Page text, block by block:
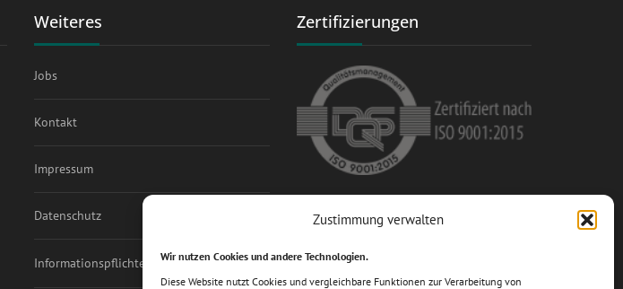
Zustimmung verwalten
Wir nutzen Cookies und andere Technologien.
Diese Website nutzt Cookies und vergleichbare Funktionen zur Verarbeitung von
Weiteres
Jobs
Kontakt
Impressum
Datenschutz
Informationspflichten
Zertifizierungen
Mitglied im Fachverband des